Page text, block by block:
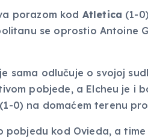
porazom kod Atletica (1-
se oprostio Antoine
sama odlučuje o svojoj
pobjede, a Elcheu je i
0) na domaćem terenu
pobjedu kod Ovieda, a